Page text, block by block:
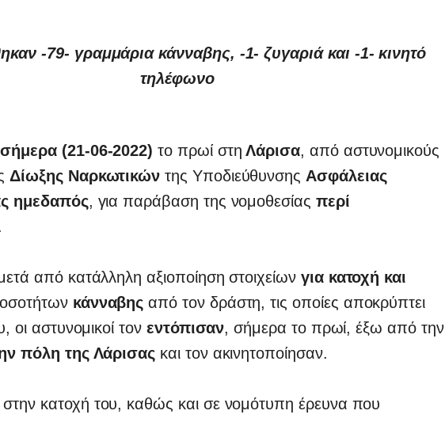
-79- γραμμάρια κάνναβης, -1- ζυγαριά και -1- κινητό
τηλέφωνο
(21-06-2022) το πρωί στη Λάρισα, από αστυνομικούς
Δίωξης Ναρκωτικών της Υποδιεύθυνσης Ασφάλειας
ημεδαπός, για παράβαση της νομοθεσίας περί
από κατάλληλη αξιοποίηση στοιχείωνγια κατοχή και
κάνναβηςαπό τον δράστη, τις οποίες αποκρύπτει
οι αστυνομικοί τον εντόπισαν, σήμερα το πρωί, έξω από την
πόλη της Λάρισας και τον ακινητοποίησαν.
κατοχή του, καθώς και σε νομότυπη έρευνα που